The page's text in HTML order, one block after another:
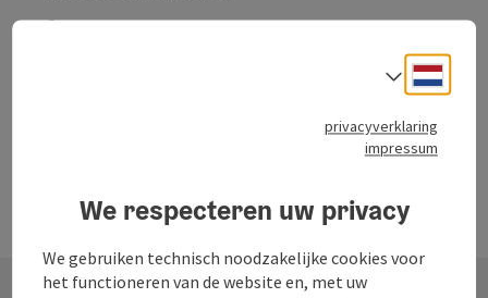
Telefoon
+43 7281 6388-0
privacyverklaring
impressum
We respecteren uw privacy
We gebruiken technisch noodzakelijke cookies voor
het functioneren van de website en, met uw